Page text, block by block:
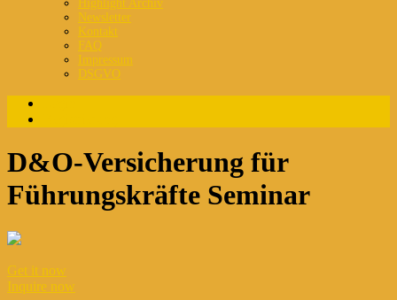
Highlight Archiv
Newsletter
Kontakt
FAQ
Impressum
DSGVO
D&O-Versicherung für
Führungskräfte Seminar
Get it now
Inquire now